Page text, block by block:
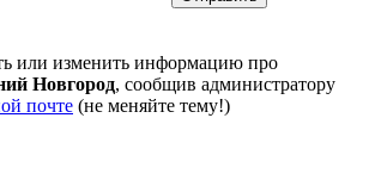
или изменить информацию про
Новгород, сообщив администратору
почте (не меняйте тему!)